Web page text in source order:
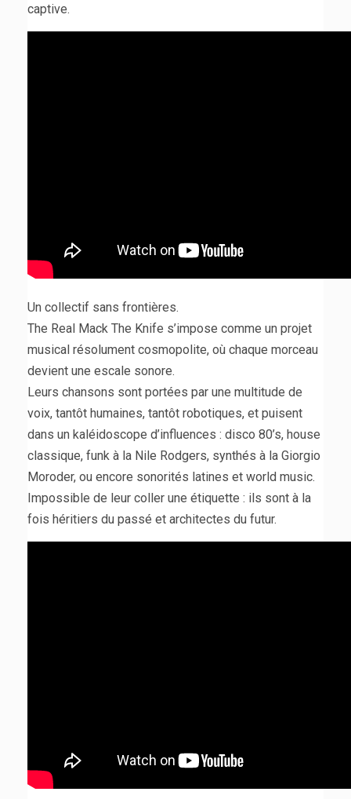
captive.
Un collectif sans frontières.
The Real Mack The Knife s’impose comme un projet
musical résolument cosmopolite, où chaque morceau
devient une escale sonore.
Leurs chansons sont portées par une multitude de
voix, tantôt humaines, tantôt robotiques, et puisent
dans un kaléidoscope d’influences : disco 80’s, house
classique, funk à la Nile Rodgers, synthés à la Giorgio
Moroder, ou encore sonorités latines et world music.
Impossible de leur coller une étiquette : ils sont à la
fois héritiers du passé et architectes du futur.